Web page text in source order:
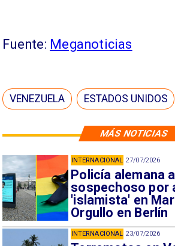
MÁS NOTICIAS
27/07/2026
Policía alemana
sospechoso por
'islamista' en
Orgullo en Berlín
INTERNACIONAL
23/07/2026
INTERNACIONAL
Fuente: Meganoticias
VENEZUELA ESTADOS UNIDOS